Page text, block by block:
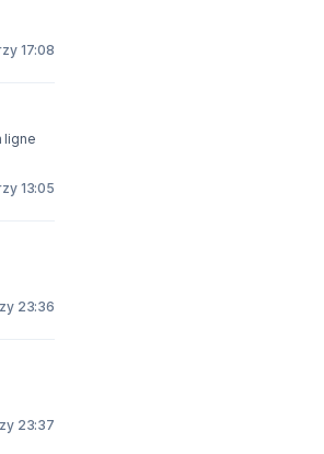
17:08
ligne
13:05
23:36
23:37